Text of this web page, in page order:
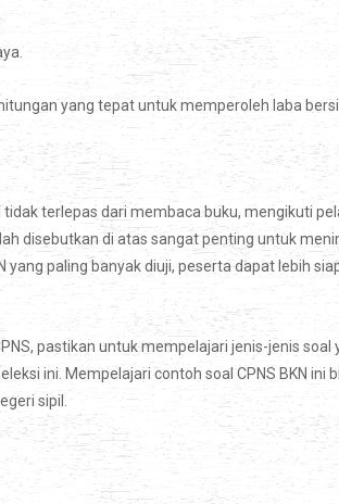
yang tepat untuk memperoleh laba
tidak terlepas dari membaca buku, mengikuti
disebutkan di atas sangat penting untuk
yang paling banyak diuji, peserta dapat lebih
pastikan untuk mempelajari jenis-jenis
ini. Mempelajari contoh soal CPNS BKN ini
sipil.